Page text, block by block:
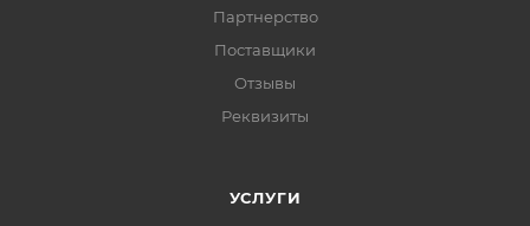
Партнерство
Поставщики
Отзывы
Реквизиты
УСЛУГИ